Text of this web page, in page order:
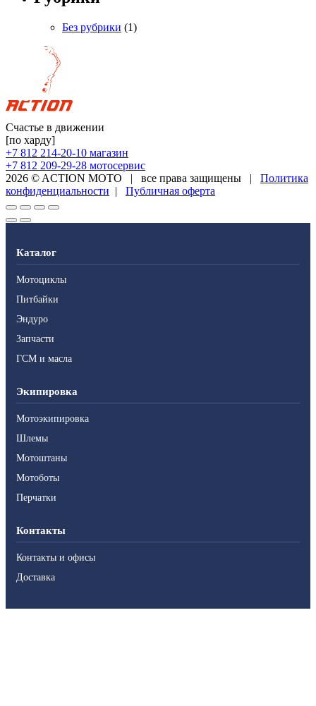
Без рубрики (1)
Счастье в движении
[по харду]
+7 812 214-20-10 магазин
+7 812 209-29-28 мотосервис
2026 © ACTION MOTO | все права защищены |
Политика
конфиденциальности | Публичная оферта
Каталог
Мотоциклы
Питбайки
Эндуро
Запчасти
ГСМ и масла
Экипировка
Мотоэкипировка
Шлемы
Мотоштаны
Мотоботы
Перчатки
Контакты
Контакты и офисы
Доставка